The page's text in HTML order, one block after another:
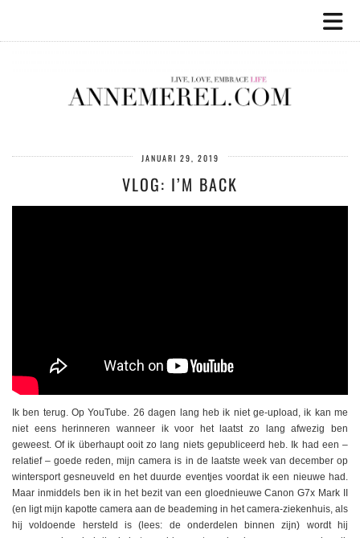
JANUARI 29, 2019
VLOG: I’M BACK
Ik ben terug. Op YouTube. 26 dagen lang heb ik niet ge-upload, ik kan me
niet eens herinneren wanneer ik voor het laatst zo lang afwezig ben
geweest. Of ik überhaupt ooit zo lang niets gepubliceerd heb. Ik had een –
relatief – goede reden, mijn camera is in de laatste week van december op
wintersport gesneuveld en het duurde eventjes voordat ik een nieuwe had.
Maar inmiddels ben ik in het bezit van een gloednieuwe Canon G7x Mark II
(en ligt mijn kapotte camera aan de beademing in het camera-ziekenhuis, als
hij voldoende hersteld is (lees: de onderdelen binnen zijn) wordt hij